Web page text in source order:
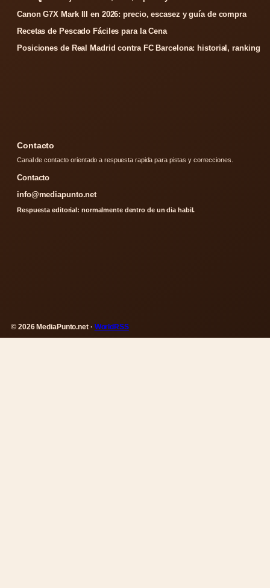
Canon G7X Mark III en 2026: precio, escasez y guía de compra
Recetas de Pescado Fáciles para la Cena
Posiciones de Real Madrid contra FC Barcelona: historial, ranking
Contacto
Canal de contacto orientado a respuesta rapida para pistas y correcciones.
Contacto
info@mediapunto.net
Respuesta editorial: normalmente dentro de un dia habil.
© 2026 MediaPunto.net · WorldRSS